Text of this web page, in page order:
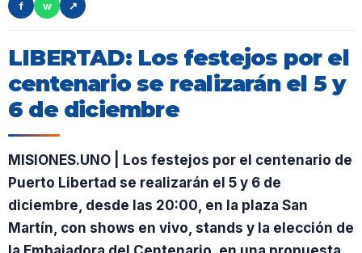
f
w ↗
LIBERTAD: Los festejos por el
centenario se realizarán el 5 y
6 de diciembre
MISIONES.UNO | Los festejos por el centenario de
Puerto Libertad se realizarán el 5 y 6 de
diciembre, desde las 20:00, en la plaza San
Martín, con shows en vivo, stands y la elección de